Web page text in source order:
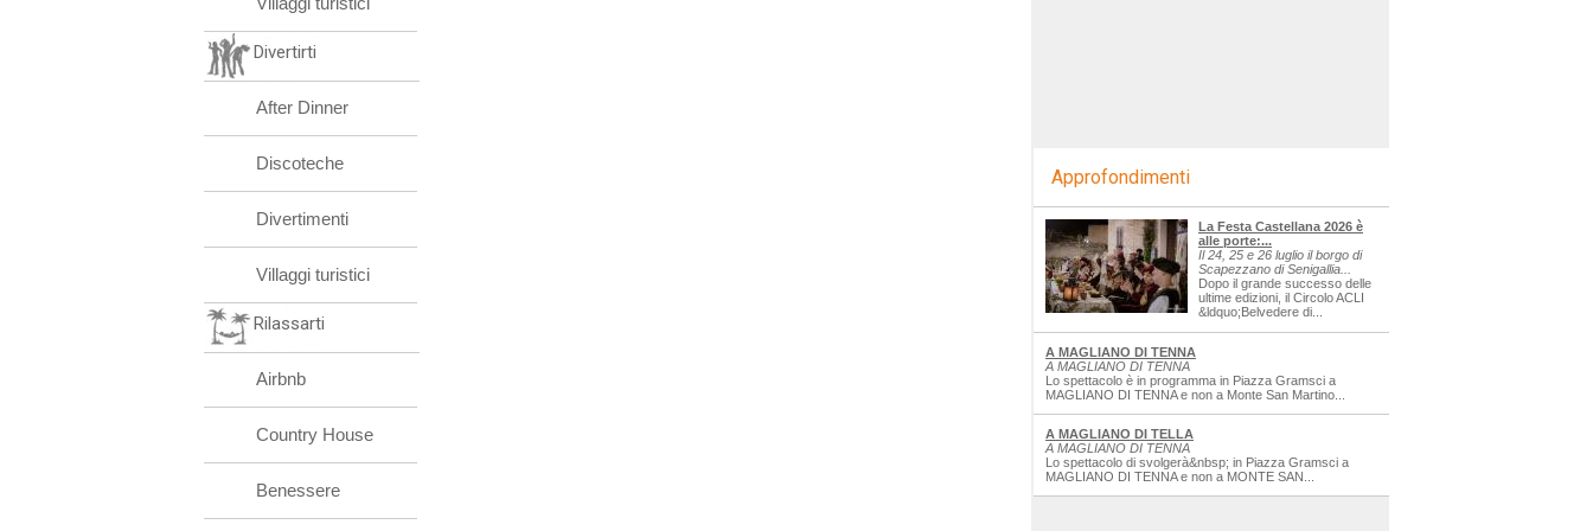
Divertirti
After Dinner
Discoteche
Divertimenti
Villaggi turistici
Rilassarti
Airbnb
Country House
Benessere
Approfondimenti
La Festa Castellana 2026 è
alle porte:...
Il 24, 25 e 26 luglio il borgo di
Scapezzano di Senigallia...
Dopo il grande successo delle
ultime edizioni, il Circolo ACLI
&ldquo;Belvedere di...
A MAGLIANO DI TENNA
A MAGLIANO DI TENNA
Lo spettacolo è in programma in Piazza Gramsci a
MAGLIANO DI TENNA e non a Monte San Martino...
A MAGLIANO DI TELLA
A MAGLIANO DI TENNA
Lo spettacolo di svolgerà&nbsp; in Piazza Gramsci a
MAGLIANO DI TENNA e non a MONTE SAN...